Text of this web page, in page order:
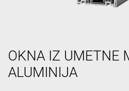
OKNA IZ UMETNE
ALUMINIJA